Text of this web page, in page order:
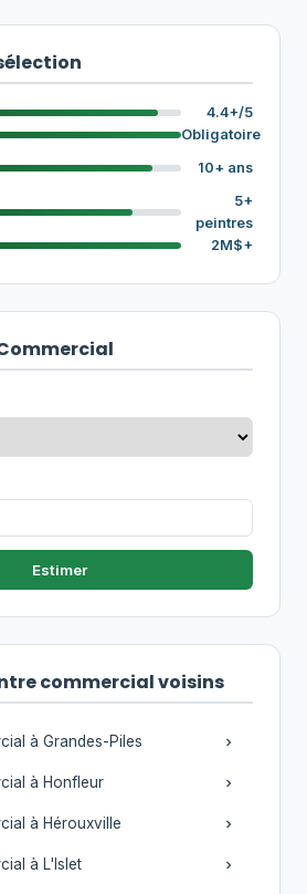
4.4+/5
Obligatoire
10+ ans
5+
peintres
2M$+
Estimer
commercial voisins
à Grandes-Piles
à Honfleur
à Hérouxville
à L'Islet